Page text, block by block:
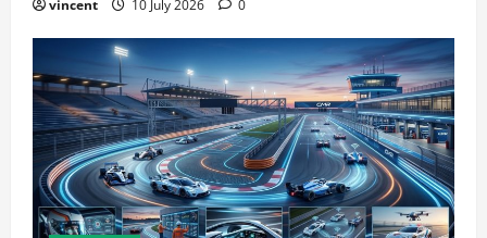
vincent 10 July 2026 0